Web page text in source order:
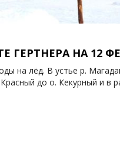
ГЕРТНЕРА НА 12
на лёд. В устье р.
до о. Кекурный и в